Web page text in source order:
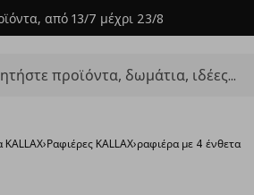
από 13/7 μέχρι 23/8
KALLAX›Ραφιέρες KALLAX›ραφιέρα με 4 ένθετα